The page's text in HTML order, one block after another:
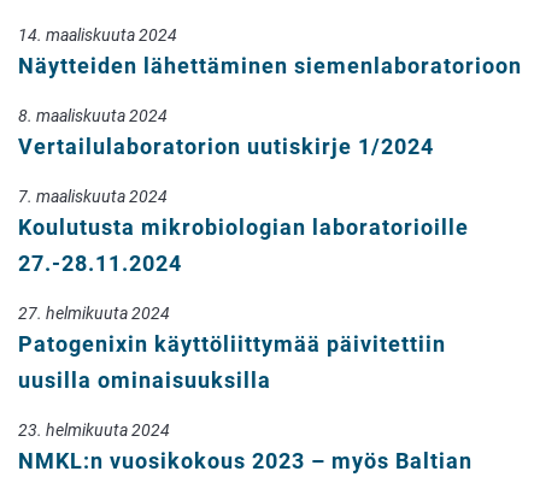
14. maaliskuuta 2024
Näytteiden lähettäminen siemenlaboratorioon
8. maaliskuuta 2024
Vertailulaboratorion uutiskirje 1/2024
7. maaliskuuta 2024
Koulutusta mikrobiologian laboratorioille
27.-28.11.2024
27. helmikuuta 2024
Patogenixin käyttöliittymää päivitettiin
uusilla ominaisuuksilla
23. helmikuuta 2024
NMKL:n vuosikokous 2023 – myös Baltian